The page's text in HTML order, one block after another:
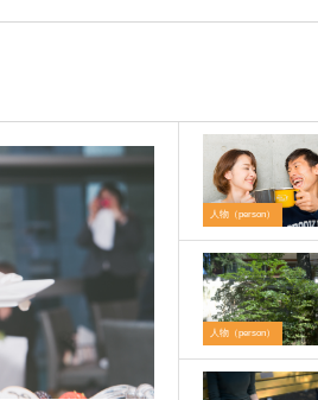
人物（person）
人物（person）